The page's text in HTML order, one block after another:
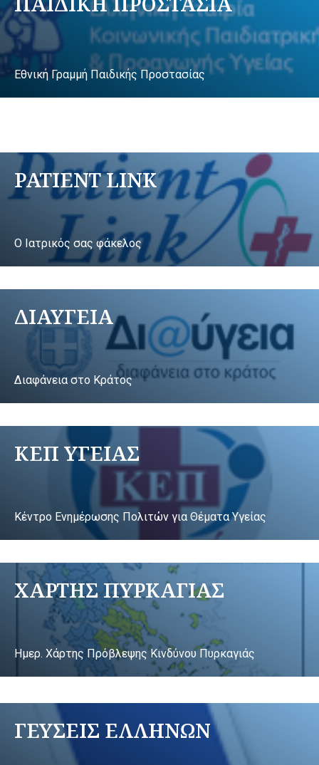
Εθνική Γραμμή Παιδικής Προστασίας
PATIENT LINK
Ο Ιατρικός σας φάκελος
ΔΙΑΥΓΕΙΑ
Διαφάνεια στο Κράτος
ΚΕΠ ΥΓΕΙΑΣ
Κέντρο Ενημέρωσης Πολιτών για Θέματα Υγείας
ΧΑΡΤΗΣ ΠΥΡΚΑΓΙΑΣ
Ημερ. Χάρτης Πρόβλεψης Κινδύνου Πυρκαγιάς
ΓΕΥΣΕΙΣ ΕΛΛΗΝΩΝ